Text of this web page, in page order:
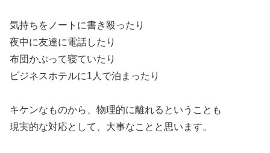
気持ちをノートに書き殴ったり
夜中に友達に電話したり
布団かぶって寝ていたり
ビジネスホテルに1人で泊まったり
キケンなものから、物理的に離れるということも
現実的な対応として、大事なことと思います。